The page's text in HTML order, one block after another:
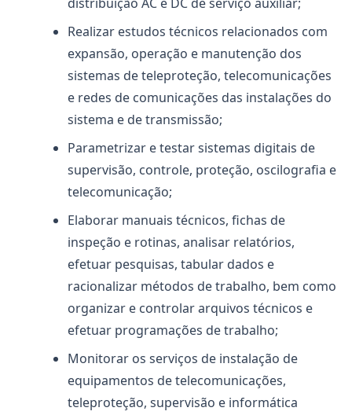
Realizar estudos técnicos relacionados com
expansão, operação e manutenção dos
sistemas de teleproteção, telecomunicações
e redes de comunicações das instalações do
sistema e de transmissão;
Parametrizar e testar sistemas digitais de
supervisão, controle, proteção, oscilografia e
telecomunicação;
Elaborar manuais técnicos, fichas de
inspeção e rotinas, analisar relatórios,
efetuar pesquisas, tabular dados e
racionalizar métodos de trabalho, bem como
organizar e controlar arquivos técnicos e
efetuar programações de trabalho;
Monitorar os serviços de instalação de
equipamentos de telecomunicações,
teleproteção, supervisão e informática